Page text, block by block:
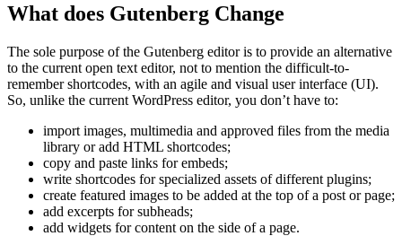
What does Gutenberg Change
The sole purpose of the Gutenberg editor is to provide an alternative
to the current open text editor, not to mention the difficult-to-
remember shortcodes, with an agile and visual user interface (UI).
So, unlike the current WordPress editor, you don’t have to:
import images, multimedia and approved files from the media
library or add HTML shortcodes;
copy and paste links for embeds;
write shortcodes for specialized assets of different plugins;
create featured images to be added at the top of a post or page;
add excerpts for subheads;
add widgets for content on the side of a page.